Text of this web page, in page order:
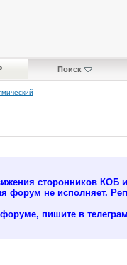
Поиск
сторонников КОБ
не исполняет.
пишите в